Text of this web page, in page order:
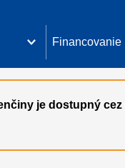
Financovanie
je dostupný